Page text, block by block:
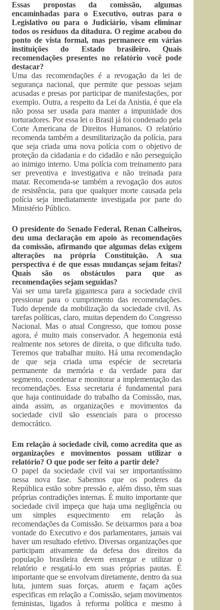
Essas propostas da comissão, algumas
encaminhadas para o Executivo, outras para o
Legislativo ou para o Judiciário, visam eliminar
todos os resíduos da ditadura. O regime acabou do
ponto de vista formal, mas permanece em várias
instituições do Estado brasileiro. Quais
recomendações presentes no relatório você pode
destacar?
Uma das recomendações é a revogação da lei de
segurança nacional, que permite que pessoas sejam
acusadas e presas por participar de manifestações, por
exemplo. Outra, a respeito da Lei da Anistia, é que ela
não possa ser usada para manter a impunidade dos
torturadores. Por essa lei o Brasil já foi condenado pela
Corte Americana de Direitos Humanos. O relatório
recomenda também a desmilitarização da polícia, para
que seja criada uma nova polícia com o objetivo de
proteção da cidadania e do cidadão e não perseguição
ao inimigo interno. Uma polícia com treinamento para
ser preventiva e investigativa e não treinada para
matar. Recomenda-se também a revogação dos autos
de resistência, para que qualquer morte causada pela
polícia seja imediatamente investigada por parte do
Ministério Público.
O presidente do Senado Federal, Renan Calheiros,
deu uma declaração em apoio às recomendações
da comissão, afirmando que algumas delas exigem
alterações na própria Constituição. A sua
perspectiva é de que essas mudanças sejam feitas?
Quais são os obstáculos para que as
recomendações sejam seguidas?
Vai ser uma tarefa gigantesca para a sociedade civil
pressionar para o cumprimento das recomendações.
Tudo depende da mobilização da sociedade civil. As
tarefas políticas, claro, muitas dependem do Congresso
Nacional. Mas o atual Congresso, que tomou posse
agora, é muito mais conservador. A hegemonia está
realmente nos setores de direita, o que dificulta tudo.
Teremos que trabalhar muito. Há uma recomendação
de que seja criada uma espécie de secretaria
permanente da memória e da verdade para dar
segmento, coordenar e monitorar a implementação das
recomendações. Essa secretaria é fundamental para
que haja continuidade do trabalho da Comissão, mas,
ainda assim, as organizações e movimentos da
sociedade civil são essenciais para o processo
democrático.
Em relação à sociedade civil, como acredita que as
organizações e movimentos possam utilizar o
relatório? O que pode ser feito a partir dele?
O papel da sociedade civil vai ser importantíssimo
nessa nova fase. Sabemos que os poderes da
República estão sobre pressão e, além disso, têm suas
próprias contradições internas. É muito importante que
sociedade civil impeça que haja uma negligência ou
um simples esquecimento em relação às
recomendações da Comissão. Se deixarmos para a boa
vontade do Executivo e dos parlamentares, jamais vai
haver um resultado efetivo. Diversas organizações que
participam ativamente da defesa dos direitos da
população brasileira devem enxergar e utilizar o
relatório e resgatá-lo em suas próprias pautas. É
importante que se envolvam diretamente, dentro da sua
luta, juntem suas forças, atuem e façam ações
especificas em relação a Comissão, sejam movimentos
feministas, ligados à reforma política e mesmo à